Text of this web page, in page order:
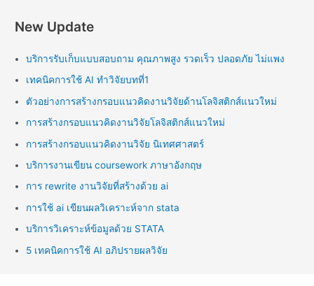
New Update
บริการรับเก็บแบบสอบถาม คุณภาพสูง รวดเร็ว ปลอดภัย ไม่แพง
เทคนิคการใช้ AI ทำวิจัยบทที่1
ตัวอย่างการสร้างกรอบแนวคิดงานวิจัยด้านโลจิสติกส์แนวใหม่
การสร้างกรอบแนวคิดงานวิจัยโลจิสติกส์แนวใหม่
การสร้างกรอบแนวคิดงานวิจัย นิเทศศาสตร์
บริการงานเขียน coursework ภาษาอังกฤษ
การ rewrite งานวิจัยที่สร้างด้วย ai
การใช้ ai เขียนผลวิเคราะห์จาก stata
บริการวิเคราะห์ข้อมูลด้วย STATA
5 เทคนิคการใช้ AI อภิปรายผลวิจัย